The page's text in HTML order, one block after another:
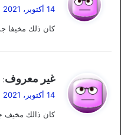
ل
14 أكتوبر، 2021 الساعة 2:59 م
كان ذلك مخيفا
ي
ل
غير معروف:
14 أكتوبر، 2021 الساعة 3:01 م
كان ذالك مخيف